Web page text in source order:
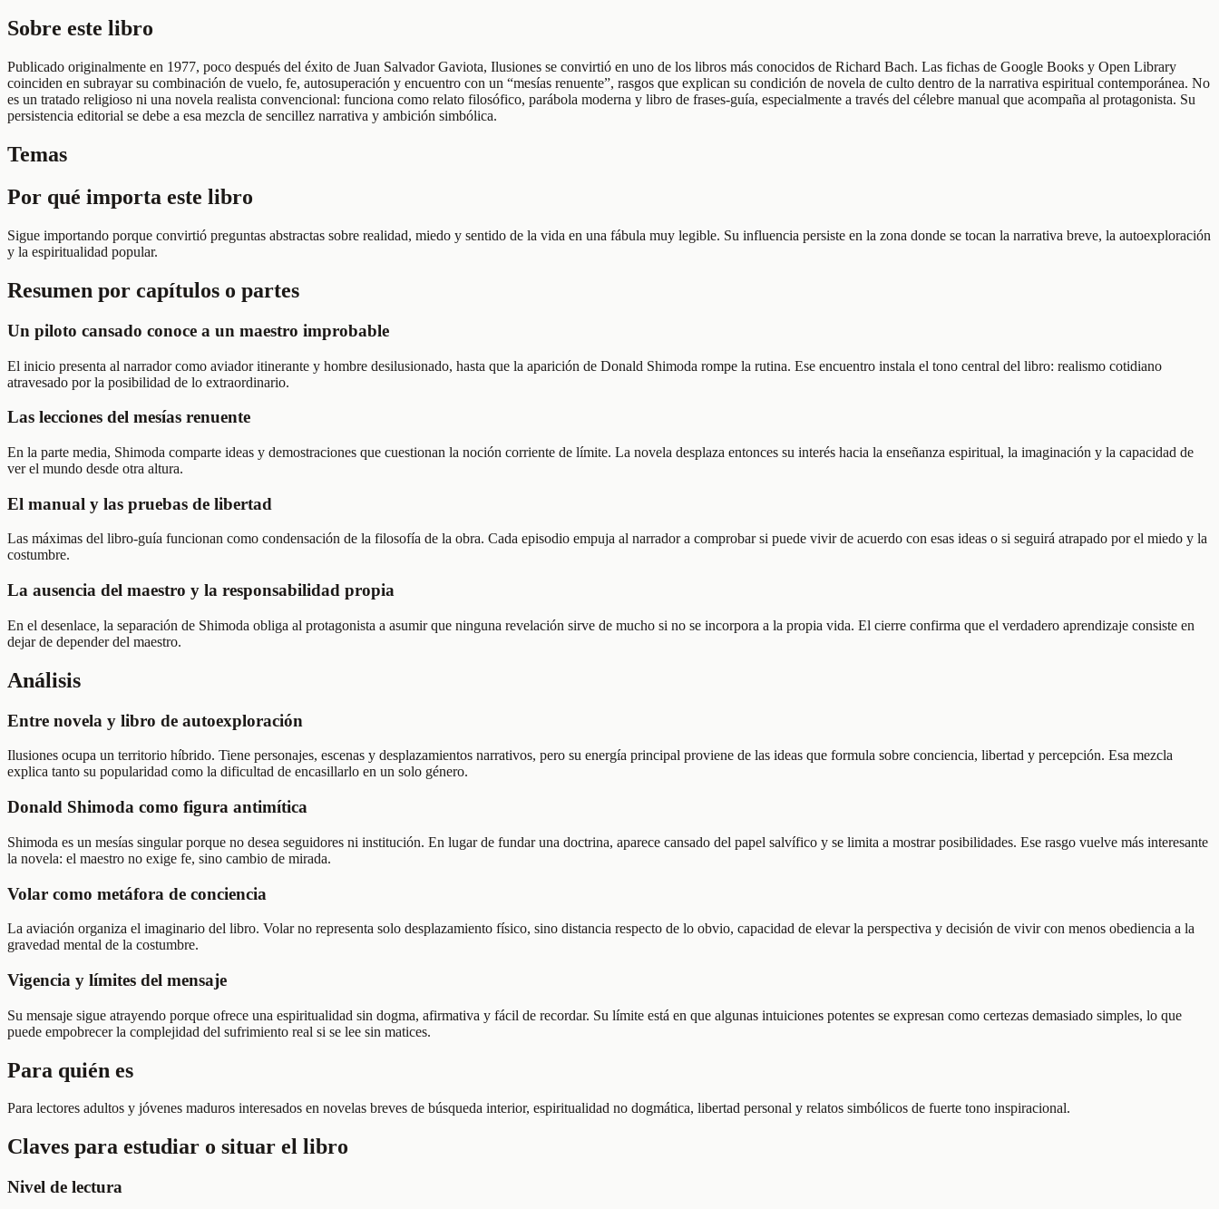
Sobre este libro
Publicado originalmente en 1977, poco después del éxito de Juan Salvador Gaviota, Ilusiones se convirtió en uno de los libros más conocidos de Richard Bach. Las fichas de Google Books y Open Library
coinciden en subrayar su combinación de vuelo, fe, autosuperación y encuentro con un “mesías renuente”, rasgos que explican su condición de novela de culto dentro de la narrativa espiritual contemporánea. No
es un tratado religioso ni una novela realista convencional: funciona como relato filosófico, parábola moderna y libro de frases-guía, especialmente a través del célebre manual que acompaña al protagonista. Su
persistencia editorial se debe a esa mezcla de sencillez narrativa y ambición simbólica.
Temas
Por qué importa este libro
Sigue importando porque convirtió preguntas abstractas sobre realidad, miedo y sentido de la vida en una fábula muy legible. Su influencia persiste en la zona donde se tocan la narrativa breve, la autoexploración
y la espiritualidad popular.
Resumen por capítulos o partes
Un piloto cansado conoce a un maestro improbable
El inicio presenta al narrador como aviador itinerante y hombre desilusionado, hasta que la aparición de Donald Shimoda rompe la rutina. Ese encuentro instala el tono central del libro: realismo cotidiano
atravesado por la posibilidad de lo extraordinario.
Las lecciones del mesías renuente
En la parte media, Shimoda comparte ideas y demostraciones que cuestionan la noción corriente de límite. La novela desplaza entonces su interés hacia la enseñanza espiritual, la imaginación y la capacidad de
ver el mundo desde otra altura.
El manual y las pruebas de libertad
Las máximas del libro-guía funcionan como condensación de la filosofía de la obra. Cada episodio empuja al narrador a comprobar si puede vivir de acuerdo con esas ideas o si seguirá atrapado por el miedo y la
costumbre.
La ausencia del maestro y la responsabilidad propia
En el desenlace, la separación de Shimoda obliga al protagonista a asumir que ninguna revelación sirve de mucho si no se incorpora a la propia vida. El cierre confirma que el verdadero aprendizaje consiste en
dejar de depender del maestro.
Análisis
Entre novela y libro de autoexploración
Ilusiones ocupa un territorio híbrido. Tiene personajes, escenas y desplazamientos narrativos, pero su energía principal proviene de las ideas que formula sobre conciencia, libertad y percepción. Esa mezcla
explica tanto su popularidad como la dificultad de encasillarlo en un solo género.
Donald Shimoda como figura antimítica
Shimoda es un mesías singular porque no desea seguidores ni institución. En lugar de fundar una doctrina, aparece cansado del papel salvífico y se limita a mostrar posibilidades. Ese rasgo vuelve más interesante
la novela: el maestro no exige fe, sino cambio de mirada.
Volar como metáfora de conciencia
La aviación organiza el imaginario del libro. Volar no representa solo desplazamiento físico, sino distancia respecto de lo obvio, capacidad de elevar la perspectiva y decisión de vivir con menos obediencia a la
gravedad mental de la costumbre.
Vigencia y límites del mensaje
Su mensaje sigue atrayendo porque ofrece una espiritualidad sin dogma, afirmativa y fácil de recordar. Su límite está en que algunas intuiciones potentes se expresan como certezas demasiado simples, lo que
puede empobrecer la complejidad del sufrimiento real si se lee sin matices.
Para quién es
Para lectores adultos y jóvenes maduros interesados en novelas breves de búsqueda interior, espiritualidad no dogmática, libertad personal y relatos simbólicos de fuerte tono inspiracional.
Claves para estudiar o situar el libro
Nivel de lectura